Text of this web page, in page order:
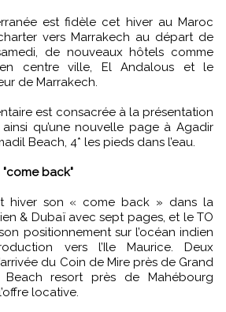
est fidèle cet hiver au Maroc
vers Marrakech au départ de
de nouveaux hôtels comme
centre ville, El Andalous et le
de Marrakech.
est consacrée à la présentation
qu’une nouvelle page à Agadir
Beach, 4* les pieds dans l’eau.
back"
hiver son « come back » dans la
& Dubaï avec sept pages, et le TO
positionnement sur l’océan indien
vers l’Ile Maurice. Deux
du Coin de Mire près de Grand
resort près de Mahébourg
locative.